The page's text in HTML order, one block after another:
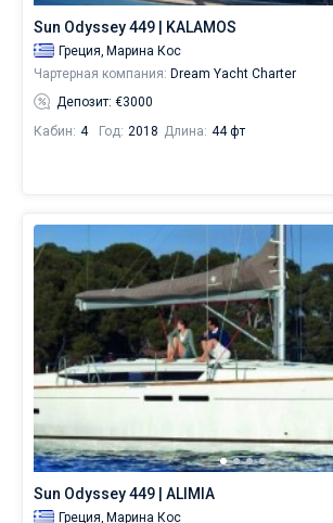
Sun Odyssey 449 | KALAMOS
Греция, Марина Кос
Чартерная компания: Dream Yacht Charter
Депозит: €3000
Кабин: 4 Год: 2018 Длина: 44 фт
Sun Odyssey 449 | ALIMIA
Греция, Марина Кос